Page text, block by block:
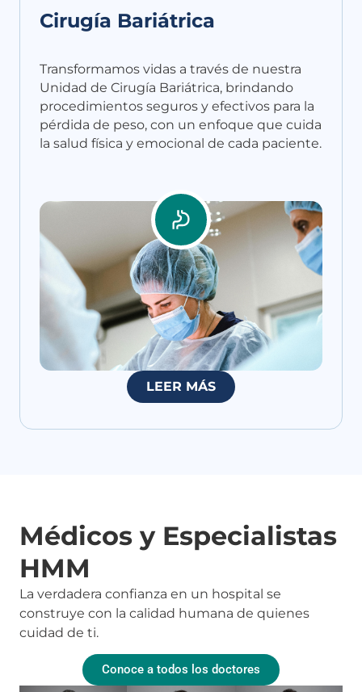
Cirugía Bariátrica
Transformamos vidas a través de nuestra
Unidad de Cirugía Bariátrica, brindando
procedimientos seguros y efectivos para la
pérdida de peso, con un enfoque que cuida
la salud física y emocional de cada paciente.
LEER MÁS
Médicos y Especialistas
HMM
La verdadera confianza en un hospital se
construye con la calidad humana de quienes
cuidad de ti.
Conoce a todos los doctores